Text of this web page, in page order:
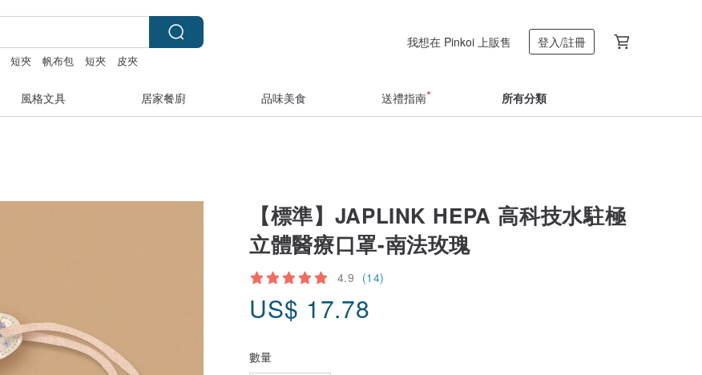
短夾 帆布包 短夾 皮夾
我想在 Pinkoi 上販售 登入/註冊
風格文具 居家餐廚 品味美食 送禮指南 所有分類
【標準】JAPLINK HEPA 高科技水駐極
立體醫療口罩-南法玫瑰
4.9 (14)
US$ 17.78
數量